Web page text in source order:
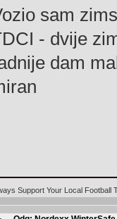
sam
- dvije
dam
Support Your Local Football